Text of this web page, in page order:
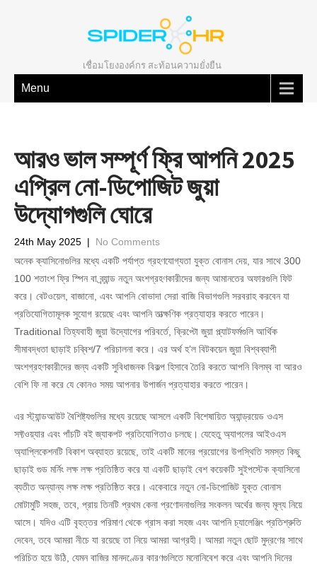
เชื่อมโยงองค์กร สะท้อนความยั่งยืน
Menu
আরও ভাল সম্পূর্ণ ফ্রি আপনি 2025
এপ্রিল নো-ডিপোজিট জুয়া
উদ্যোগগুলি ঘোরে
24th May 2025 | No Comments
অনেক ক্যাসিনোগুলির মধ্যে একটি পর্যাপ্ত গ্রহণযোগ্যতা যুক্ত বোনাস দেয়, যার সাথে 300
100 শতাংশ ফ্রি স্পিন বা ব্র্যান্ড নতুন অংশগ্রহণকারীদের জন্য আমানতের অফারগুলি ফিট
করে। বেটওয়েল, বাজানো, এবং আপনি বোভাদা সেরা বাজি বিভাগগুলি সরবরাহ করবেন যা
প্রতিযোগিতামূলক সুযোগ রয়েছে এবং আপনি তাত্ক্ষণিক প্রত্যাহার করতে পারেন।
Traditional তিহ্যবাহী জুয়া উদ্যোগের পরিবর্তে, ক্রিপ্টো জুয়া প্ল্যাটফর্মগুলি আর্থিক
সীমাবদ্ধতা ছাড়াই চব্বিশ/7 পরিচালনা করে। এর অর্থ হ’ল বিটকয়েন জুয়া বিশ্বব্যাপী
অংশগ্রহণকারীদের জন্য একটি সুবিধাজনক বিকল্প হিসাবে তৈরি করতে আপনি বিলম্ব বা আরও
বেশি ফি না করে যে কোনও সময় আপনার উপার্জন প্রত্যাহার করতে পারেন।
এর স্ট্যান্ডআউট বৈশিষ্ট্যগুলির মধ্যে রয়েছে আসলে একটি বিশেষায়িত অ্যান্ড্রয়েড ওএস
সফ্টওয়্যার এবং পাঁচটি বই জ্যাকপট প্রতিযোগিতাও চলছে। যেহেতু অ্যাপলের আইওএস
অ্যাপ্লিকেশনটি বিকাশ অব্যাহত রয়েছে, তাই একটি মানের প্রয়োগের উপস্থিতি সমস্ত কিছু
ছাড়াই গুড মর্নিং লক্ষ লক্ষ প্রতিষ্ঠিত করে যা একটি ছাড়াই বেশ কয়েকটি সুইপস্টেক ক্যাসিনো
ব্যতীত অন্যান্য লক্ষ লক্ষ প্রতিষ্ঠিত করে। একেবারে নতুন নো-ডিপোজিট যুক্ত বোনাস
মোটামুটি সহজ, তবে, প্রায় তিনটি প্রথম কেনা প্রণোদনাগুলির সংকলন অর্থের জন্য মূল্য নিয়ে
আসে। যদিও এটি বৃহত্তর পরিমাণ থেকে গ্রাস করা সহজ এবং আপনি চ্যালেঞ্জিং প্রতিশ্রুতি
দেবেন, তবে আমরা নীচে যা রয়েছে তা নিয়ে আমরা আগ্রহী। আমরা নতুন ছোট মুদ্রণের সাথে
পরিচিত হয়ে উঠি, যেমন বাজির মানদণ্ডের কারণগুলিতে মনোনিবেশ করে এবং আপনি দিনের